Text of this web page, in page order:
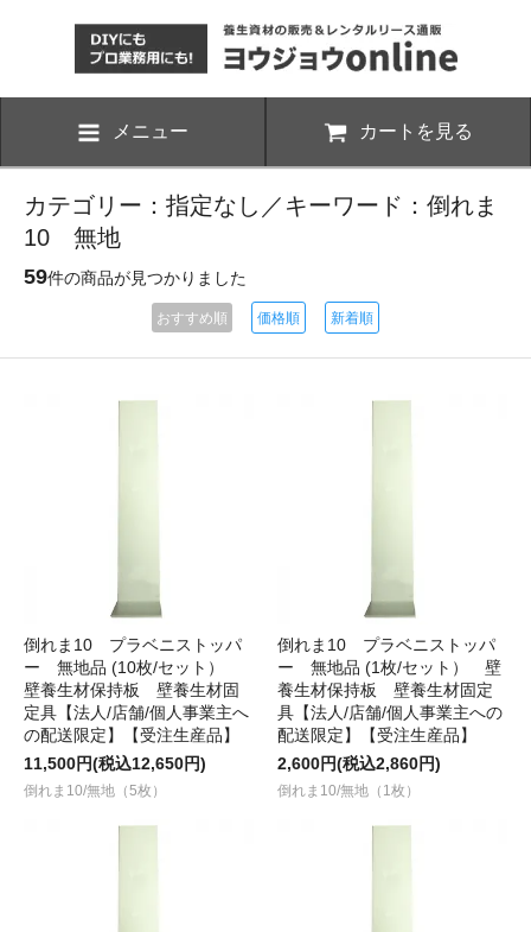
メニュー カートを見る
カテゴリー：指定なし／キーワード：倒れま
10 無地
59件の商品が見つかりました
おすすめ順 価格順 新着順
倒れま10 プラベニストッパ
ー 無地品 (10枚/セット）
壁養生材保持板 壁養生材固
定具【法人/店舗/個人事業主へ
の配送限定】【受注生産品】
11,500円(税込12,650円)
倒れま10/無地（5枚）
倒れま10 プラベニストッパ
ー 無地品 (1枚/セット） 壁
養生材保持板 壁養生材固定
具【法人/店舗/個人事業主への
配送限定】【受注生産品】
2,600円(税込2,860円)
倒れま10/無地（1枚）